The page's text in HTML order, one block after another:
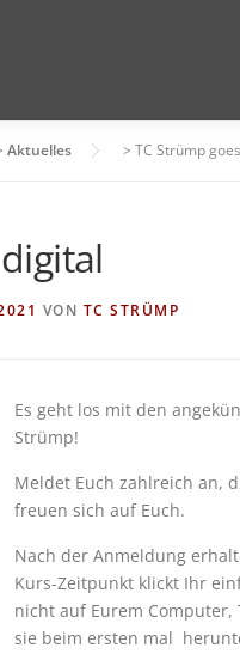
Aktuelles > TC Strümp
VON TC STRÜMP
Es geht los mit den
Strümp!
Meldet Euch zahlreich an,
freuen sich auf Euch.
Nach der Anmeldung
Kurs-Zeitpunkt klickt Ihr
nicht auf Eurem
sie beim ersten mal